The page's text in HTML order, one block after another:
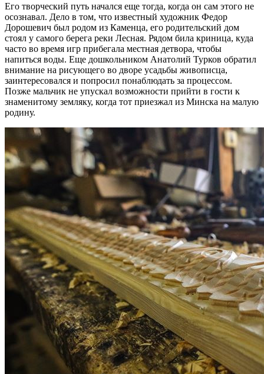
Его творческий путь начался еще тогда, когда он сам этого не
осознавал. Дело в том, что известный художник Федор
Дорошевич был родом из Каменца, его родительский дом
стоял у самого берега реки Лесная. Рядом била криница, куда
часто во время игр прибегала местная детвора, чтобы
напиться воды. Еще дошкольником Анатолий Турков обратил
внимание на рисующего во дворе усадьбы живописца,
заинтересовался и попросил понаблюдать за процессом.
Позже мальчик не упускал возможности прийти в гости к
знаменитому земляку, когда тот приезжал из Минска на малую
родину.